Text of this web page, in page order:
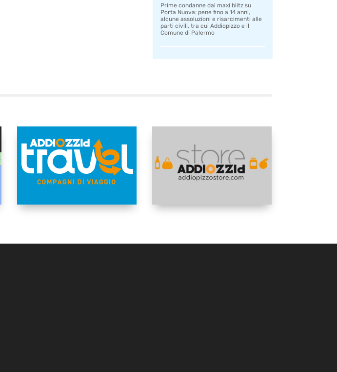
Prime condanne dal maxi blitz su
Porta Nuova: pene fino a 14 anni,
alcune assoluzioni e risarcimenti alle
parti civili, tra cui Addiopizzo e il
Comune di Palermo